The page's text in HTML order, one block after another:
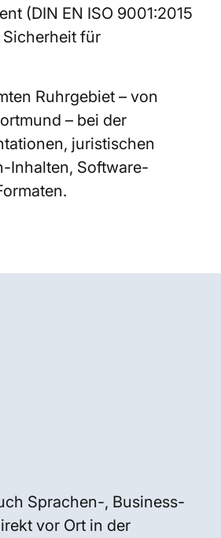
(DIN EN ISO 9001:2015
Sicherheit für
Ruhrgebiet – von
– bei der
juristischen
Inhalten, Software-
Sprachen-, Business-
vor Ort in der